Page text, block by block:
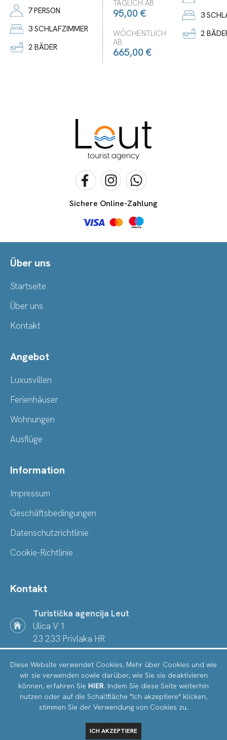
7 PERSON
3 SCHLAFZIMMER
2 BÄDER
TÄGLICH AB
95,00 €
WÖCHENTLICH
AB
665,00 €
3
2
Sichere Online-Zahlung
Über uns
Startseite
Über uns
Kontakt
Angebot
Luxusvillen
Ferienhäuser
Wohnungen
Ausflüge
Information
Impressum
Geschäftsbedingungen
Datenschutzrichtlinie
Cookie-Richtlinie
Kontakt
Turistička agencija Leut
Ulica V 1
23 233 Privlaka HR
info@ta-leut.hr
100,00 €
Diese Website verwendet Cookies. Mehr über Cookies und wie
wir sie verwenden sowie darüber, wie Sie sie deaktivieren
können, erfahren Sie HIER. Indem Sie diese Seite weiterhin
nutzen oder auf die Schaltfläche "Ich akzeptiere" klicken,
stimmen Sie der Verwendung von Cookies zu.
ICH AKZEPTIERE